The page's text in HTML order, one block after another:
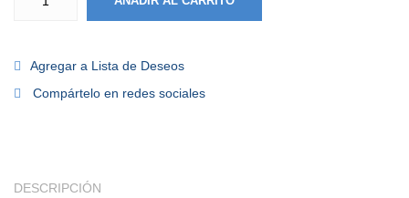
Agregar a Lista de Deseos
Compártelo en redes sociales
DESCRIPCIÓN